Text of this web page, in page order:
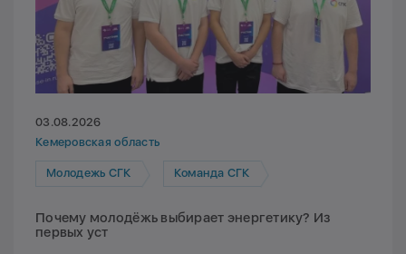
03.08.2026
Кемеровская область
Молодежь СГК Команда СГК
Почему молодёжь выбирает энергетику? Из
первых уст